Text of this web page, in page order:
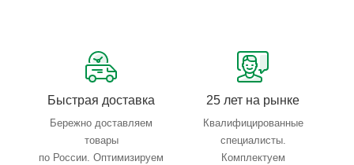
Тройной весовой контроль: въезд, погрузка, выезд
Быстрая доставка
Бережно доставляем
товары
по России. Оптимизируем
25 лет на рынке
Квалифицированные
специалисты.
Комплектуем